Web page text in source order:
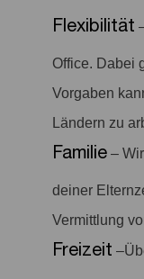
Flexibilität
Office. Dabei
Vorgaben
Ländern zu
Familie –
deiner
Vermittlung
Freizeit –